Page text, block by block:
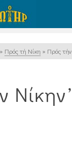
» Πρός τή Νίκη » Πρός τήν
Νίκην